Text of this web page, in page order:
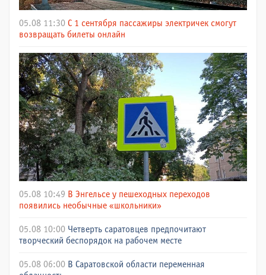
05.08 11:30 С 1 сентября пассажиры электричек смогут
возвращать билеты онлайн
05.08 10:49 В Энгельсе у пешеходных переходов
появились необычные «школьники»
05.08 10:00 Четверть саратовцев предпочитают
творческий беспорядок на рабочем месте
05.08 06:00 В Саратовской области переменная